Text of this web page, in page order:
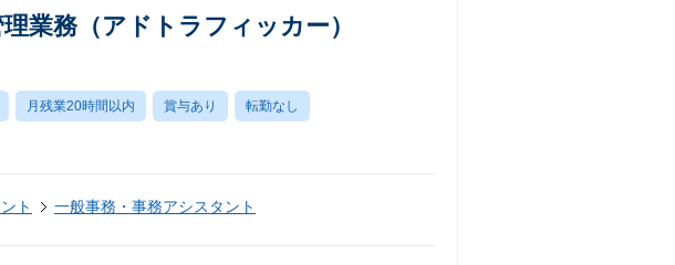
業務（アドトラフィッカー）
月残業20時間以内 賞与あり 転勤なし
ト 一般事務・事務アシスタント